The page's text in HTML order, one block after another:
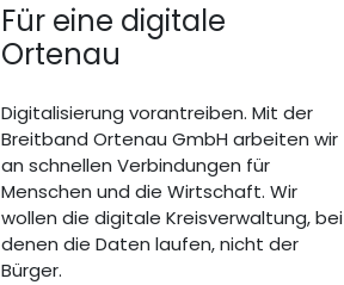
Für eine digitale
Ortenau
Digitalisierung vorantreiben. Mit der
Breitband Ortenau GmbH arbeiten wir
an schnellen Verbindungen für
Menschen und die Wirtschaft. Wir
wollen die digitale Kreisverwaltung, bei
denen die Daten laufen, nicht der
Bürger.